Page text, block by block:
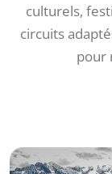
culturels,
circuits
pour